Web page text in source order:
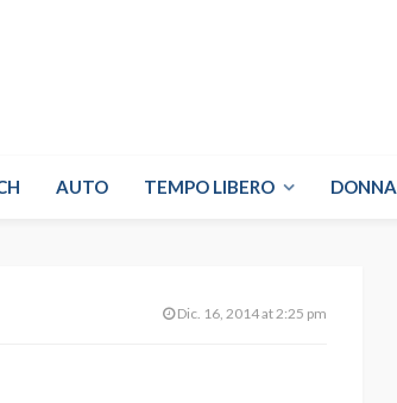
AUTO TEMPO LIBERO DONNA
Dic. 16, 2014 at 2:25 pm